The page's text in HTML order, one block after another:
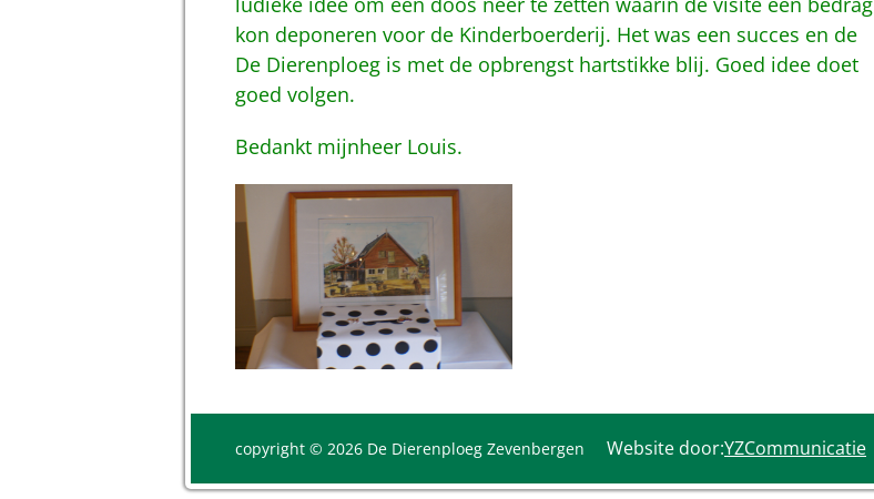
kon deponeren voor de Kinderboerderij. Het was een succes en de
De Dierenploeg is met de opbrengst hartstikke blij. Goed idee doet
goed volgen.
Bedankt mijnheer Louis.
copyright © 2026 De Dierenploeg Zevenbergen Website door:YZCommunicatie